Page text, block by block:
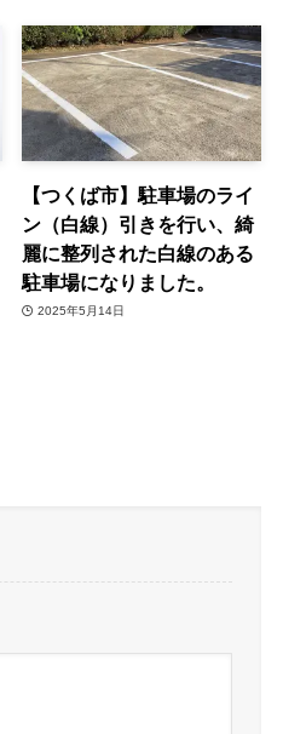
【つくば市】駐車場のライ
ン（白線）引きを行い、綺
麗に整列された白線のある
駐車場になりました。
2025年5月14日